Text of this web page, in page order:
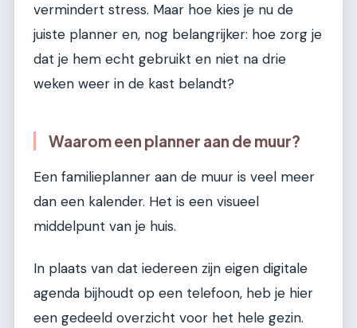
vermindert stress. Maar hoe kies je nu de
juiste planner en, nog belangrijker: hoe zorg je
dat je hem echt gebruikt en niet na drie
weken weer in de kast belandt?
Waarom een planner aan de muur?
Een familieplanner aan de muur is veel meer
dan een kalender. Het is een visueel
middelpunt van je huis.
In plaats van dat iedereen zijn eigen digitale
agenda bijhoudt op een telefoon, heb je hier
een gedeeld overzicht voor het hele gezin.